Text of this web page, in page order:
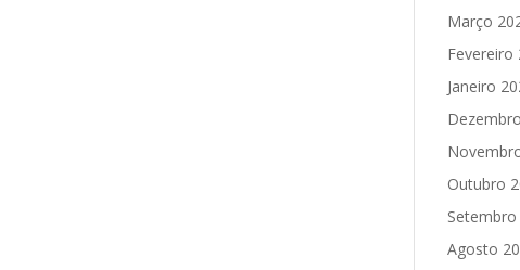
Março
Fevereiro
Janeiro
Outubro
Setembro
Agosto